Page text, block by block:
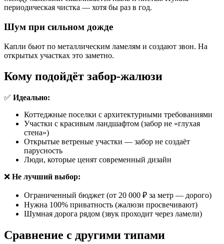
периодическая чистка — хотя бы раз в год.
Шум при сильном дожде
Капли бьют по металлическим ламелям и создают звон. На
открытых участках это заметно.
Кому подойдёт забор-жалюзи
✅ Идеально:
Коттеджные поселки с архитектурными требованиями
Участки с красивым ландшафтом (забор не «глухая
стена»)
Открытые ветреные участки — забор не создаёт
парусность
Люди, которые ценят современный дизайн
❌ Не лучший выбор:
Ограниченный бюджет (от 20 000 ₽ за метр — дорого)
Нужна 100% приватность (жалюзи просвечивают)
Шумная дорога рядом (звук проходит через ламели)
Сравнение с другими типами